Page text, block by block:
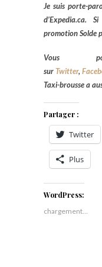
Je suis porte-
d’Expedia.ca.
promotion Solde
Vous
sur Twitter,
Taxi-brousse a
Partager :
Twitter
Plus
WordPress:
chargement…